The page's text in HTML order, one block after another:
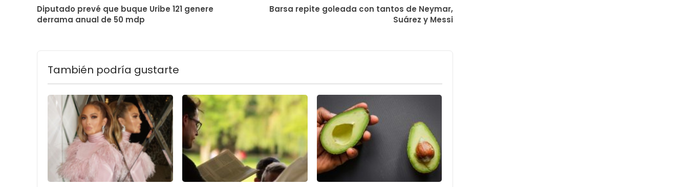
Diputado prevé que buque Uribe 121 genere
derrama anual de 50 mdp
Barsa repite goleada con tantos de Neymar,
Suárez y Messi
También podría gustarte